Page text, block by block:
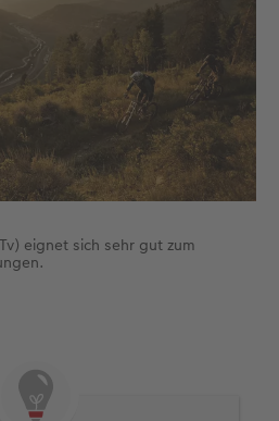
eignet sich sehr gut zum